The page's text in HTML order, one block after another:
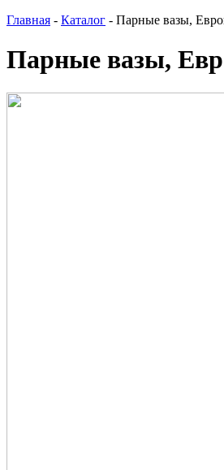
Главная - Каталог - Парные вазы,
Парные вазы,